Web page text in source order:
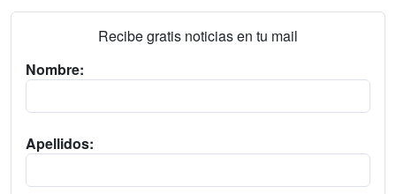
Recibe gratis noticias en tu mail
Nombre:
Apellidos: